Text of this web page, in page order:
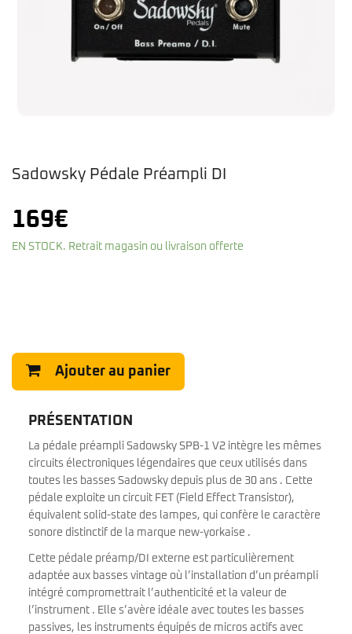
Sadowsky Pédale Préampli DI
169€
EN STOCK. Retrait magasin ou livraison offerte
Ajouter au panier
PRÉSENTATION
La pédale préampli Sadowsky SPB-1 V2 intègre les mêmes
circuits électroniques légendaires que ceux utilisés dans
toutes les basses Sadowsky depuis plus de 30 ans . Cette
pédale exploite un circuit FET (Field Effect Transistor),
équivalent solid-state des lampes, qui confère le caractère
sonore distinctif de la marque new-yorkaise .
Cette pédale préamp/DI externe est particulièrement
adaptée aux basses vintage où l’installation d’un préampli
intégré compromettrait l’authenticité et la valeur de
l’instrument . Elle s’avère idéale avec toutes les basses
passives, les instruments équipés de micros actifs avec